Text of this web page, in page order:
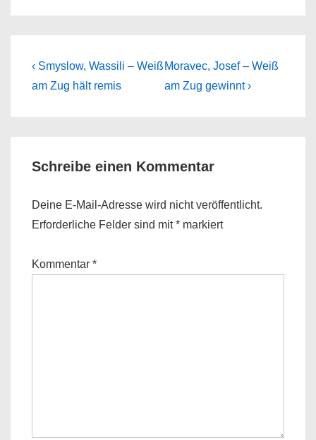
Beitragsnavigation
Previous
Post
‹ Smyslow, Wassili – Weiß
am Zug hält remis
Next
Post
Moravec, Josef – Weiß
am Zug gewinnt ›
Schreibe einen Kommentar
Deine E-Mail-Adresse wird nicht veröffentlicht.
Erforderliche Felder sind mit* markiert
Kommentar *